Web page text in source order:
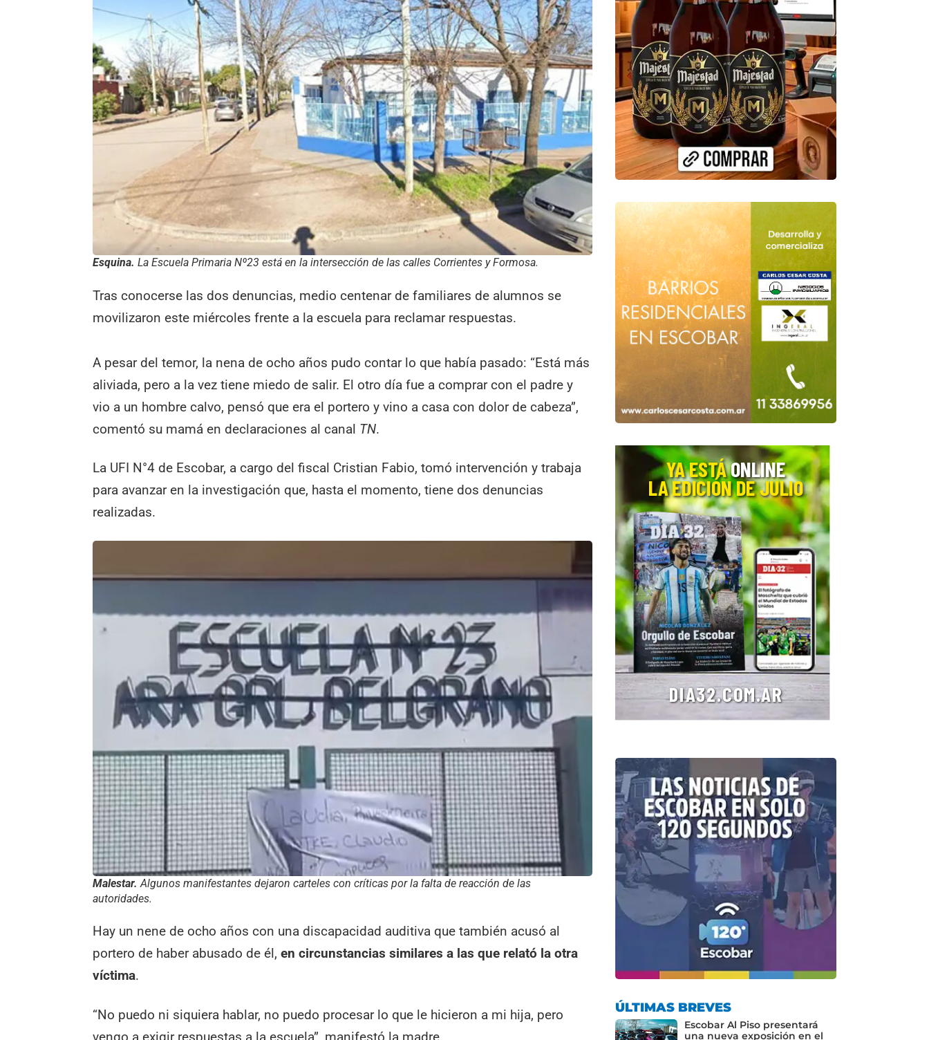
Esquina. La Escuela Primaria Nº23 está en la intersección de las calles Corrientes y Formosa.
Tras conocerse las dos denuncias, medio centenar de familiares de alumnos se
movilizaron este miércoles frente a la escuela para reclamar respuestas.
A pesar del temor, la nena de ocho años pudo contar lo que había pasado: “Está más
aliviada, pero a la vez tiene miedo de salir. El otro día fue a comprar con el padre y
vio a un hombre calvo, pensó que era el portero y vino a casa con dolor de cabeza”,
comentó su mamá en declaraciones al canal TN.
La UFI N°4 de Escobar, a cargo del fiscal Cristian Fabio, tomó intervención y trabaja
para avanzar en la investigación que, hasta el momento, tiene dos denuncias
realizadas.
Malestar.Algunos manifestantes dejaron carteles con críticas por la falta de reacción de las
autoridades.
Hay un nene de ocho años con una discapacidad auditiva que también acusó al
portero de haber abusado de él,en circunstancias similares a las que relató la otra
víctima.
“No puedo ni siquiera hablar, no puedo procesar lo que le hicieron a mi hija, pero
ÚLTIMAS BREVES
Escobar Al Piso presentará
una nueva exposición en el